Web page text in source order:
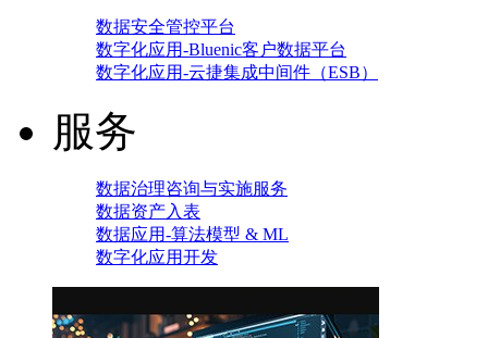
数据安全管控平台
数字化应用-Bluenic客户数据平台
数字化应用-云捷集成中间件（ESB）
服务
数据治理咨询与实施服务
数据资产入表
数据应用-算法模型 & ML
数字化应用开发